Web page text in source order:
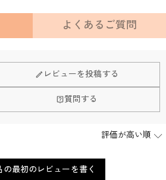
よくあるご質問
レビューを投稿する
質問する
の最初のレビューを書く